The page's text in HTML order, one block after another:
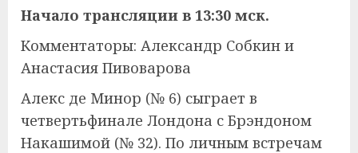
Начало трансляции в 13:30 мск.
Комментаторы: Александр Собкин и
Анастасия Пивоварова
Алекс де Минор (№ 6) сыграет в
четвертьфинале Лондона с Брэндоном
Накашимой (№ 32). По личным встречам